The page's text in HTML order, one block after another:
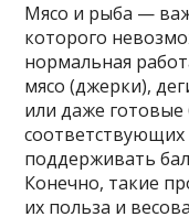
Мясо и рыба —
которого
нормальная
мясо (джерки),
или даже
поддерживать
Конечно, такие
их польза и